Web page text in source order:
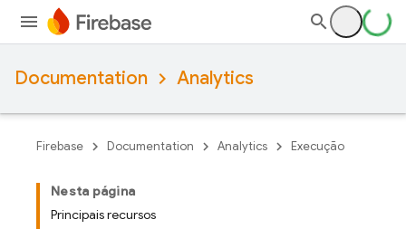
Documentation Analytics
Firebase Documentation Analytics Execução
Nesta página
Principais recursos